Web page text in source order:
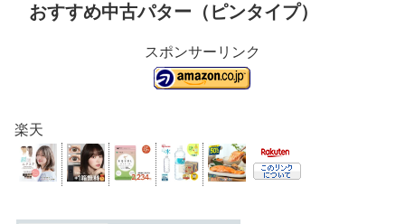
おすすめ中古パター（ピンタイプ）
スポンサーリンク
楽天